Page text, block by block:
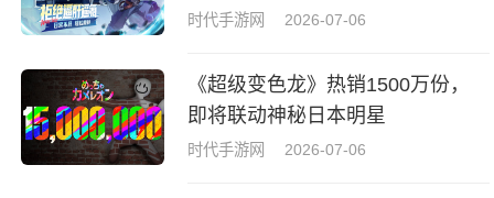
时代手游网 2026-07-06
《超级变色龙》热销1500万份，
即将联动神秘日本明星
时代手游网 2026-07-06